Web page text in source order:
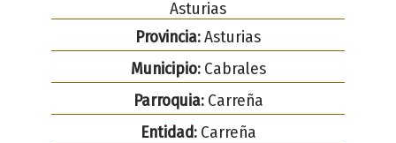
Asturias
Provincia:Asturias
Municipio:Cabrales
Parroquia:Carreña
Entidad:Carreña